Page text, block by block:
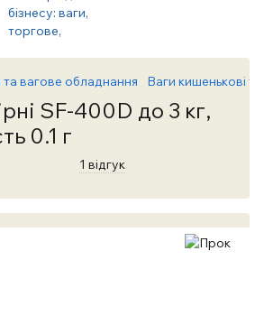
та вагове обладнання Ваги кишенькові
SF-400D до 3 кг,
0.1 г
1 відгук